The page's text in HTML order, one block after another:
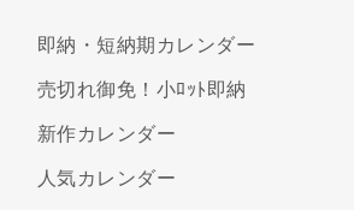
即納・短納期カレンダー
売切れ御免！小ﾛｯﾄ即納
新作カレンダー
人気カレンダー